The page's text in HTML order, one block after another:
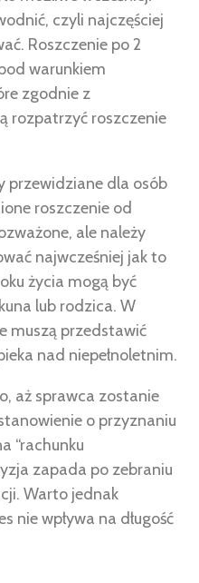
czyli najczęściej
Roszczenie po 2
warunkiem
zgodnie z
rozpatrzyć roszczenie
przewidziane dla osób
roszczenie od
ale należy
najwcześniej jak to
życia mogą być
lub rodzica. W
muszą przedstawić
nad niepełnoletnim.
aż sprawca zostanie
o przyznaniu
“rachunku
zapada po zebraniu
Warto jednak
nie wpływa na długość